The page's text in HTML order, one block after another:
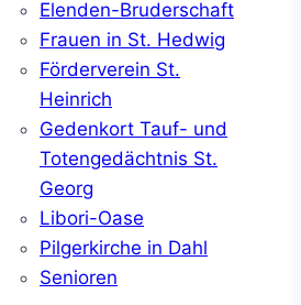
Elenden-Bruderschaft
Frauen in St. Hedwig
Förderverein St.
Heinrich
Gedenkort Tauf- und
Totengedächtnis St.
Georg
Libori-Oase
Pilgerkirche in Dahl
Senioren